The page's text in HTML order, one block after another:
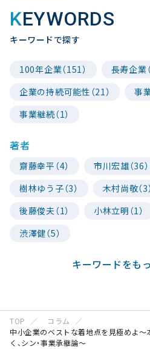
KEYWORDS
キーワードで探す
100年企業（151）
長寿企業
企業の持続可能性（21）
事
事業継続（1）
著者
齋藤幸平（4） 市川宏雄（36）
樹林ゆう子（3）
木村尚敬（3）
後藤俊夫（1）
小林立明（1）
渋澤健（5）
キーワードをも
TOP
コラム
中小企業のベストな着地点を見極めよ
く、シン・事業承継論～